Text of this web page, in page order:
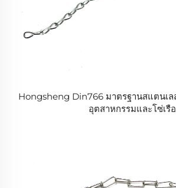
Hongsheng Din766 มาตรฐานสแตนเล
อุตสาหกรรมและโซ่เรือ